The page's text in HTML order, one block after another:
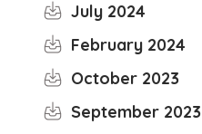
July 2024
February 2024
October 2023
September 2023